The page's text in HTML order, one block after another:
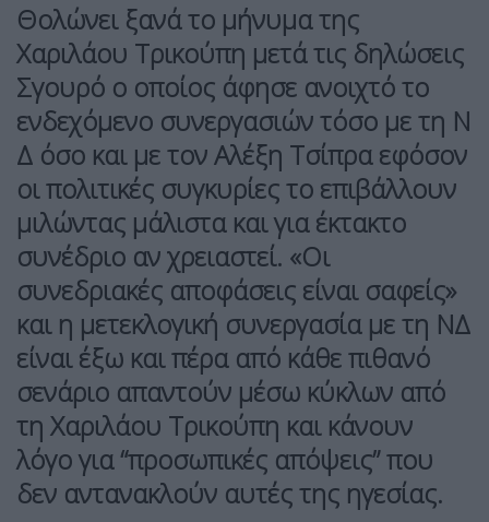
Θολώνει ξανά το μήνυμα της
Χαριλάου Τρικούπη μετά τις δηλώσεις
Σγουρό ο οποίος άφησε ανοιχτό το
ενδεχόμενο συνεργασιών τόσο με τη Ν
Δ όσο και με τον Αλέξη Τσίπρα εφόσον
οι πολιτικές συγκυρίες το επιβάλλουν
μιλώντας μάλιστα και για έκτακτο
συνέδριο αν χρειαστεί. «Οι
συνεδριακές αποφάσεις είναι σαφείς»
και η μετεκλογική συνεργασία με τη ΝΔ
είναι έξω και πέρα από κάθε πιθανό
σενάριο απαντούν μέσω κύκλων από
τη Χαριλάου Τρικούπη και κάνουν
λόγο για “προσωπικές απόψεις” που
δεν αντανακλούν αυτές της ηγεσίας.